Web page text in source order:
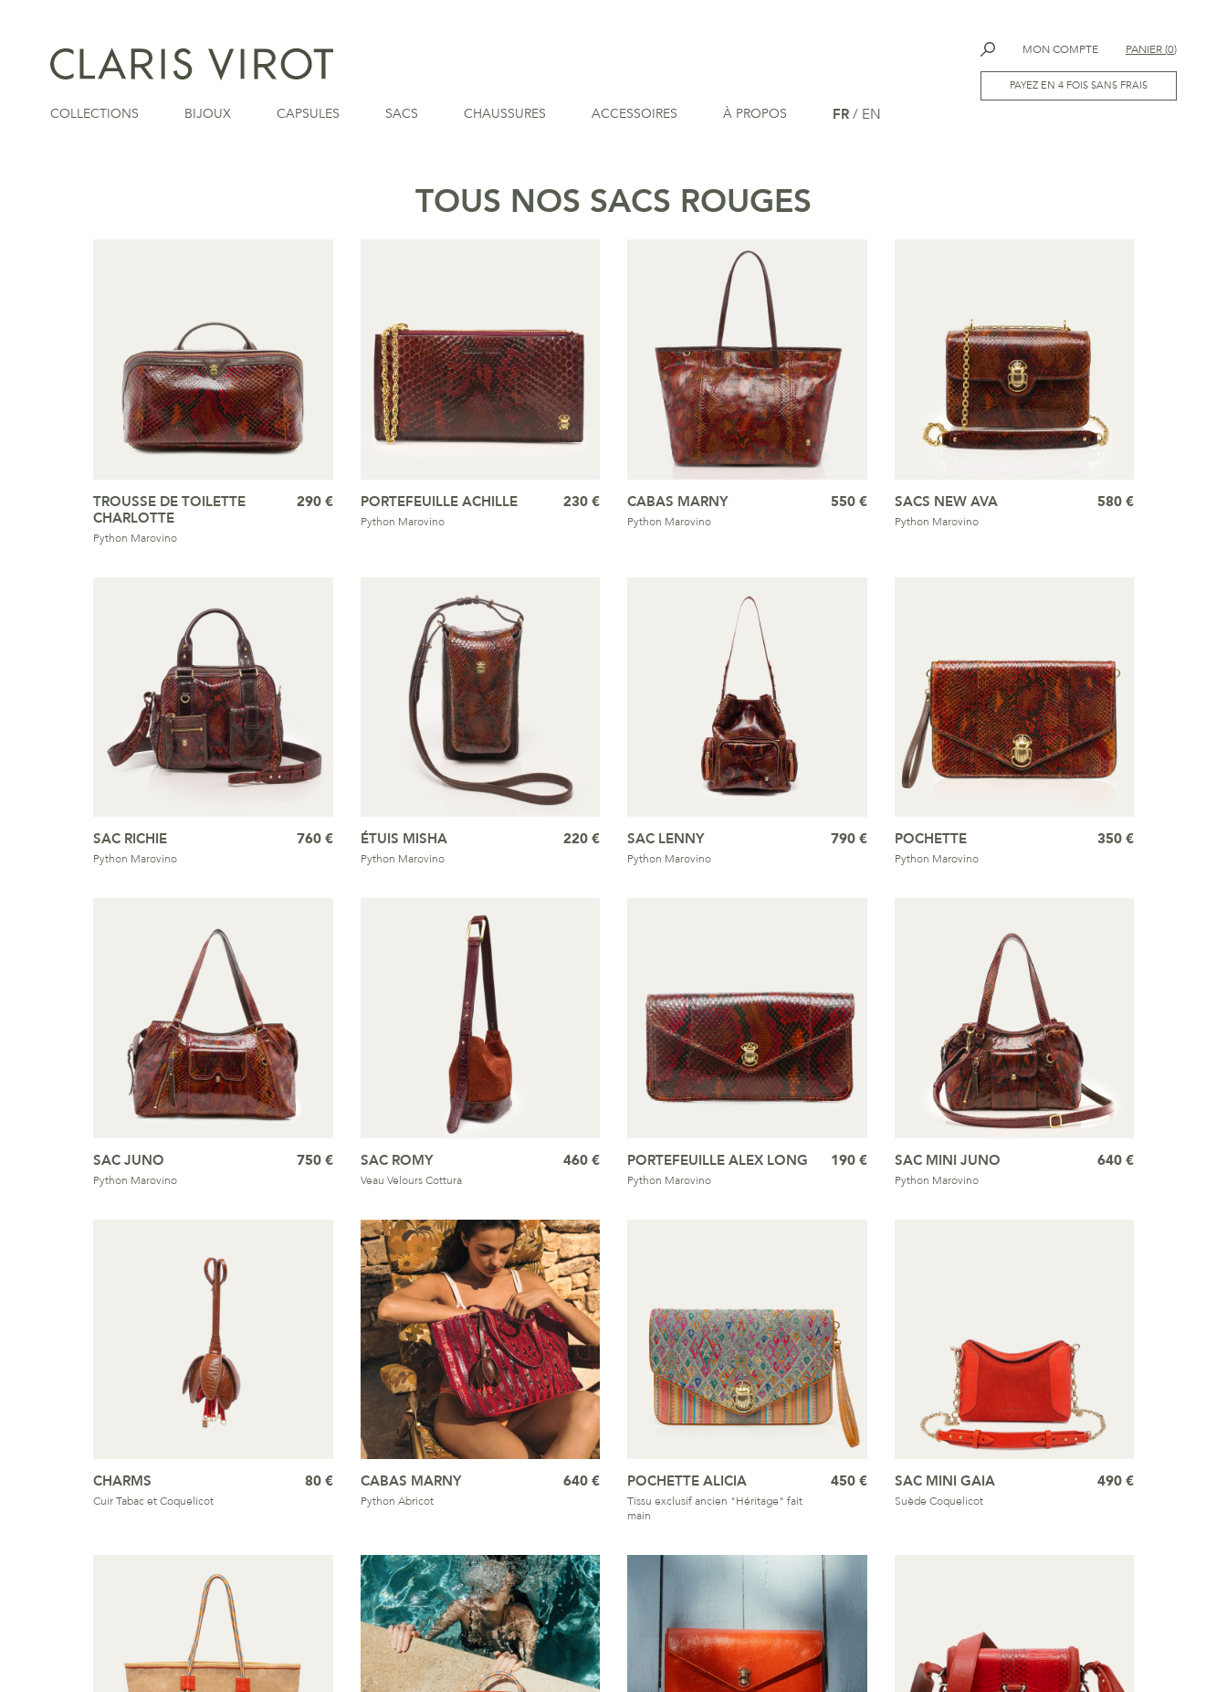
MON COMPTE PANIER(0)
PAYEZ EN 4 FOIS SANS FRAIS
COLLECTIONS BIJOUX CAPSULES SACS CHAUSSURES ACCESSOIRES À PROPOS FR / EN
TOUS NOS SACS ROUGES
TROUSSE DE TOILETTE
CHARLOTTE
Python Marovino
290 € PORTEFEUILLE ACHILLE
Python Marovino
230 € CABAS MARNY
Python Marovino
550 € SACS NEW AVA
Python Marovino
580 €
SAC RICHIE
Python Marovino
760 € ÉTUIS MISHA
Python Marovino
220 € SAC LENNY
Python Marovino
790 € POCHETTE
Python Marovino
350 €
SAC JUNO
Python Marovino
750 € SAC ROMY
Veau Velours Cottura
460 € PORTEFEUILLE ALEX LONG
Python Marovino
190 € SAC MINI JUNO
Python Marovino
640 €
CHARMS
Cuir Tabac et Coquelicot
80 € CABAS MARNY
Python Abricot
640 € POCHETTE ALICIA
Tissu exclusif ancien "Héritage" fait
main
450 € SAC MINI GAIA
Suède Coquelicot
490 €